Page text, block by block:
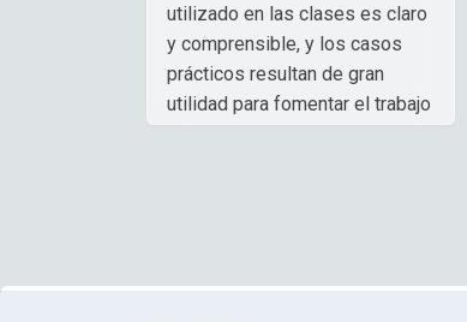
utilizado en las clases es claro
y comprensible, y los casos
prácticos resultan de gran
utilidad para fomentar el trabajo